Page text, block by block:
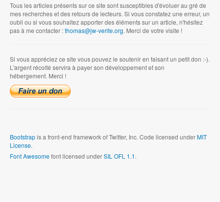
Tous les articles présents sur ce site sont susceptibles d'évoluer au gré de
mes recherches et des retours de lecteurs. Si vous constatez une erreur, un
oubli ou si vous souhaitez apporter des éléments sur un article, n'hésitez
pas à me contacter :thomas@jw-verite.org. Merci de votre visite !
Si vous appréciez ce site vous pouvez le soutenir en faisant un petit don :-).
L'argent récolté servira à payer son développement et son
hébergement. Merci !
Bootstrapis a front-end framework of Twitter, Inc. Code licensed underMIT
License.
Font Awesomefont licensed underSIL OFL 1.1.